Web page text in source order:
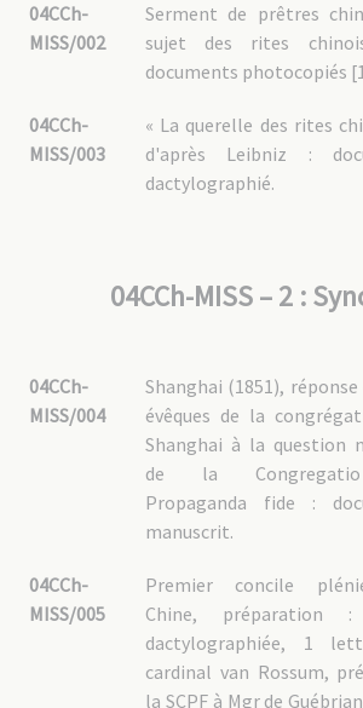
04CCh-SI – 3.4 : Clergé chinois
04CCh-SI – 4 : Sichuan occidental (Chengdu
04CCh-SI – 4.1 : Administration
04CCh-SI – 4.4 : Clergé chinois
04CCh-SI – 4.5 : Relations avec les autorités locales
04CCh-SI – 4.6 : Documentation
04CCh-SI – 5 : Synode du Sichuan (1803)
04CCh-MA – 1 : Fonds des vicaires
04CCh-MA – 1.1 : [1364] Mgr Laurent Guillon (1889-
04CCh-MA – 2 : Shenyang 沈阳市 / Moukden
04CCh-MA – 2.1 : Administration
04CCh-MA – 2.2 : Vie de la mission
04CCh-MA – 2.3 : Clergé chinois
04CCh-MA – 2.4 : Documentation
04CCh-MA – 3 : Jilin 吉林省 / Kirin
04CCh-MA – 3.2 : Vie de la mission
04CCh-MA – 3.4 : Documentation
04CCh-MA – 4 : Yingkou 营口
04CCh-MA – 5 : Correspondance des PP. MEP
04CCh-YU : Yunnan云南
04CCh-YU – 1 : Fonds personnels des
04CCh-
MISS/002
Serment de prêtres
sujet des rites
documents photocopiés
04CCh-
MISS/003
« La querelle des rites
d'après Leibniz :
dactylographié.
04CCh-MISS – 2 :
04CCh-
MISS/004
Shanghai (1851), réponse
évêques de la
Shanghai à la question
de la
Propaganda fide :
manuscrit.
04CCh-
MISS/005
Premier concile
Chine, préparation
dactylographiée, 1
cardinal van Rossum,
la SCPF à Mgr de